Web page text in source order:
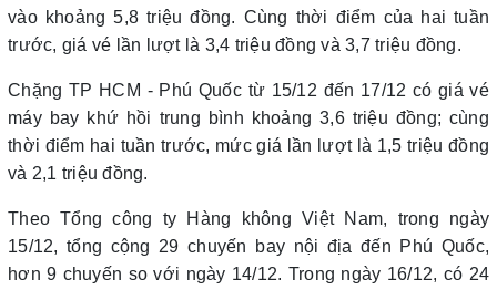
vào khoảng 5,8 triệu đồng. Cùng thời điểm của hai tuần
trước, giá vé lần lượt là 3,4 triệu đồng và 3,7 triệu đồng.
Chặng TP HCM - Phú Quốc từ 15/12 đến 17/12 có giá vé
máy bay khứ hồi trung bình khoảng 3,6 triệu đồng; cùng
thời điểm hai tuần trước, mức giá lần lượt là 1,5 triệu đồng
và 2,1 triệu đồng.
Theo Tổng công ty Hàng không Việt Nam, trong ngày
15/12, tổng cộng 29 chuyến bay nội địa đến Phú Quốc,
hơn 9 chuyến so với ngày 14/12. Trong ngày 16/12, có 24